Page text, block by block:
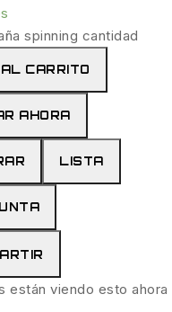
spinning cantidad
CARRITO
AHORA
LISTA
están viendo esto ahora